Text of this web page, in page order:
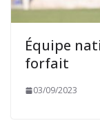
Équipe
forfait
03/09/2023